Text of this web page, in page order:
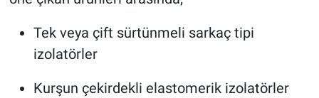
Tek veya çift sürtünmeli sarkaç tipi
izolatörler
Kurşun çekirdekli elastomerik izolatörler